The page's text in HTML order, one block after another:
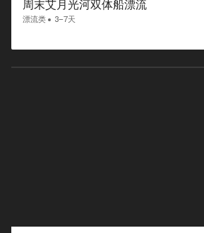
周末艾月光河双体船漂流
漂流类 3–7天